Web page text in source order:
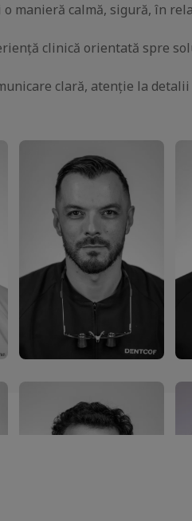
manieră calmă, sigură, în
clinică orientată spre
clară, atenție la